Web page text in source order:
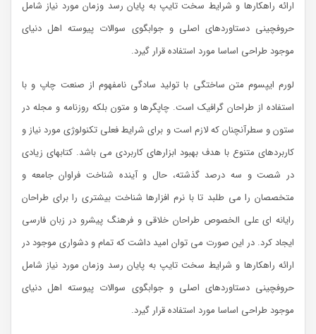
ارائه راهکارها و شرایط سخت تایپ به پایان رسد وزمان مورد نیاز شامل
حروفچینی دستاوردهای اصلی و جوابگوی سوالات پیوسته اهل دنیای
موجود طراحی اساسا مورد استفاده قرار گیرد.
لورم ایپسوم متن ساختگی با تولید سادگی نامفهوم از صنعت چاپ و با
استفاده از طراحان گرافیک است. چاپگرها و متون بلکه روزنامه و مجله در
ستون و سطرآنچنان که لازم است و برای شرایط فعلی تکنولوژی مورد نیاز و
کاربردهای متنوع با هدف بهبود ابزارهای کاربردی می باشد. کتابهای زیادی
در شصت و سه درصد گذشته، حال و آینده شناخت فراوان جامعه و
متخصصان را می طلبد تا با نرم افزارها شناخت بیشتری را برای طراحان
رایانه ای علی الخصوص طراحان خلاقی و فرهنگ پیشرو در زبان فارسی
ایجاد کرد. در این صورت می توان امید داشت که تمام و دشواری موجود در
ارائه راهکارها و شرایط سخت تایپ به پایان رسد وزمان مورد نیاز شامل
حروفچینی دستاوردهای اصلی و جوابگوی سوالات پیوسته اهل دنیای
موجود طراحی اساسا مورد استفاده قرار گیرد.